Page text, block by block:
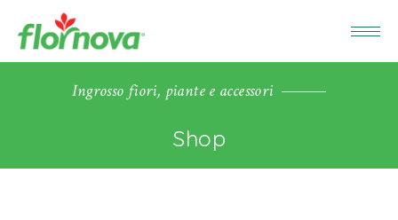
Ingrosso fiori, piante e accessori
Shop